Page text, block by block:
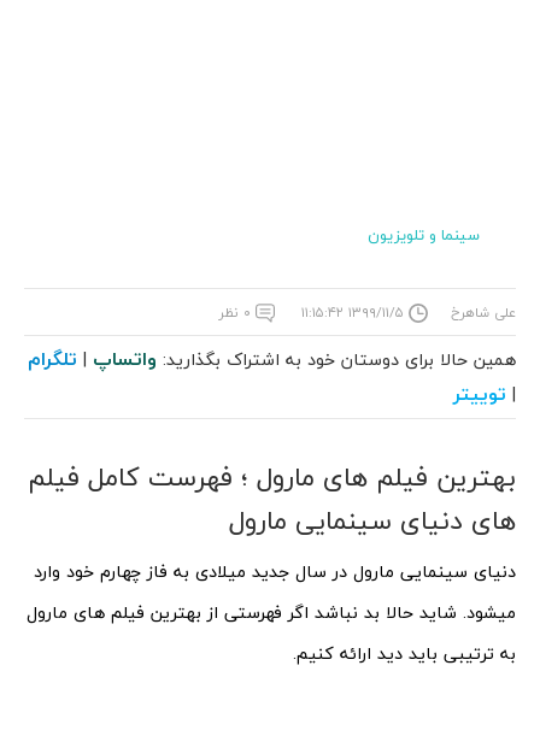
سینما و تلویزیون
علی شاهرخ ۱۳۹۹/۱۱/۵ ۱۱:۱۵:۴۲ ۰ نظر
همین حالا برای دوستان خود به اشتراک بگذارید: واتساپ | تلگرام
| توییتر
بهترین فیلم های مارول ؛ فهرست کامل فیلم
های دنیای سینمایی مارول
دنیای سینمایی مارول در سال جدید میلادی به فاز چهارم خود وارد
میشود. شاید حالا بد نباشد اگر فهرستی از بهترین فیلم های مارول
به ترتیبی باید دید ارائه کنیم.